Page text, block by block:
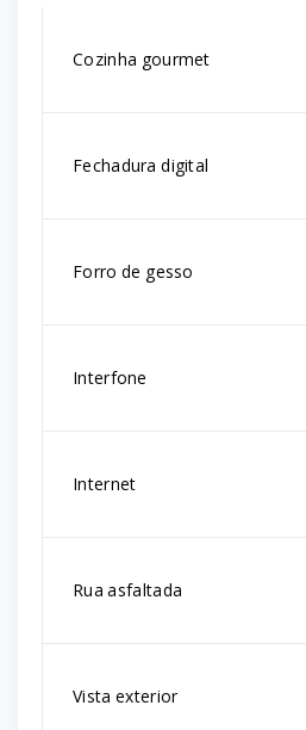
Cozinha gourmet
Fechadura digital
Forro de gesso
Interfone
Internet
Rua asfaltada
Vista exterior